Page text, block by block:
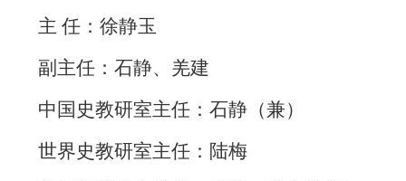
主 任：徐静玉
副主任：石静、羌建
中国史教研室主任：石静（兼）
世界史教研室主任：陆梅